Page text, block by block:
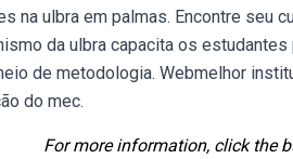
na ulbra em palmas. Encontre seu
da ulbra capacita os
de metodologia. Webmelhor
do mec.
For more information, click the